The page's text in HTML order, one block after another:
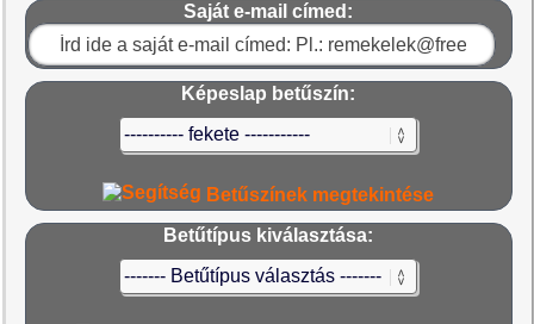
Saját e-mail címed:
Képeslap betűszín:
Betűszínek megtekintése
Betűtípus kiválasztása: